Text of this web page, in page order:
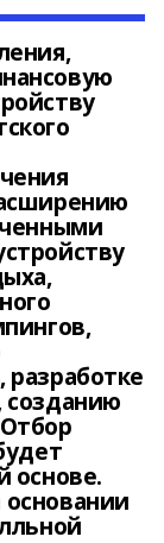
созданию
основе.